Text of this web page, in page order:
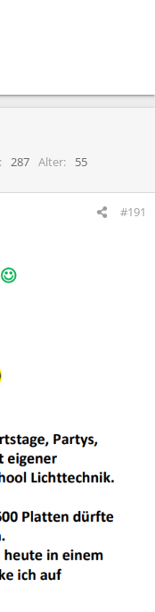
287 Alter
55
#191